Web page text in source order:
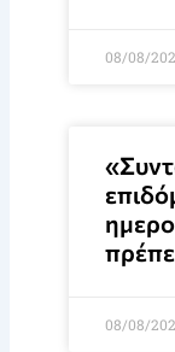
08/08/
08/08/